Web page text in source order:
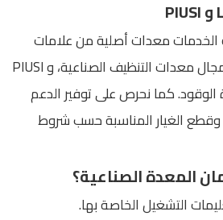
الخدمات معدات أصلية من علامات
موثوقة مثل LAVOR في مجال معدات التنظيف الصناعية، و PIUSI
كما نحرص على توفير الدعم
وقطع الغيار المناسبة حسب شروط
المعدة الصناعية؟
التشغيل الخاصة بها.